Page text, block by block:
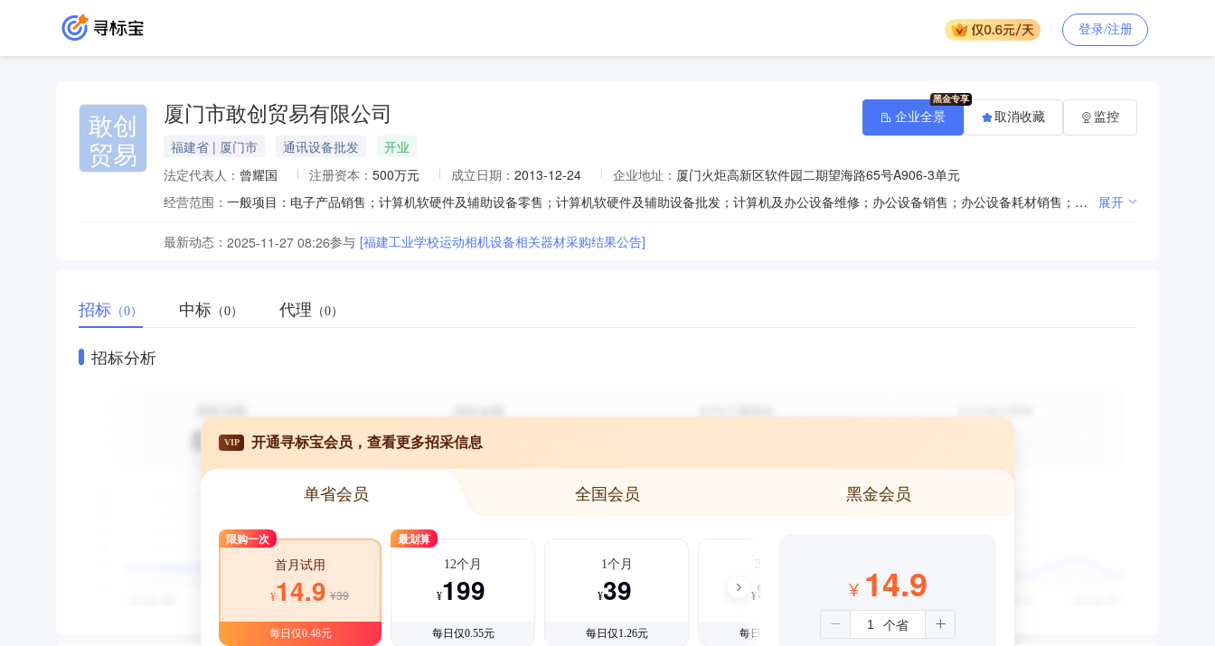
登录/注册
敢创
贸易
厦门市敢创贸易有限公司
福建省 | 厦门市 通讯设备批发
开业
法定代表人： 曾耀国 注册资本： 500万元 成立日期： 2013-12-24 企业地址： 厦门火炬高新区软件园二期望海路65号A906-3单元
经营范围：
一般项目：电子产品销售；计算机软硬件及辅助设备零售；计算机软硬件及辅助设备批发；计算机及办公设备维修；办公设备销售；办公设备耗材销售；专用设备修理；复印和胶印设备销售；日用百货销售；办公用品销售；文具用品批发；文具用品零售；日用产品修理；通用设备修理；日用电器修理；电子、机械设备维护（不含特种设备）；技术服务、技术开发、技术咨询、技术交流、技术转让、技术推广；机械设备租赁。（除依法须经批准的项目外，凭营业执照依法自主开展经营活动）。 展开
最新动态： 2025-11-27 08:26参与 [福建工业学校运动相机设备相关器材采购结果公告]
企业全景 取消收藏 监控
招标 （0） 中标 （0） 代理 （0）
招标分析
VIP 开通寻标宝会员，查看更多招采信息
单省会员 全国会员 黑金会员
限购一次
首月试用
¥14.9 ¥39
每日仅0.48元
最划算
12个月
¥199
每日仅0.55元
1个月
¥39
每日仅1.26元
3个月
¥99
每日仅1.08元
¥ 14.9